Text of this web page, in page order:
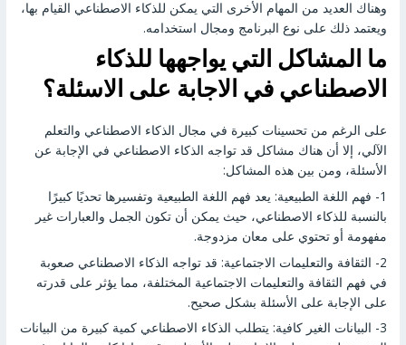
وهناك العديد من المهام الأخرى التي يمكن للذكاء الاصطناعي القيام بها،
ويعتمد ذلك على نوع البرنامج ومجال استخدامه.
ما المشاكل التي يواجهها للذكاء
الاصطناعي في الاجابة على الاسئلة؟
على الرغم من تحسينات كبيرة في مجال الذكاء الاصطناعي والتعلم
الآلي، إلا أن هناك مشاكل قد تواجه الذكاء الاصطناعي في الإجابة عن
الأسئلة، ومن بين هذه المشاكل:
1- فهم اللغة الطبيعية: يعد فهم اللغة الطبيعية وتفسيرها تحديًا كبيرًا
بالنسبة للذكاء الاصطناعي، حيث يمكن أن تكون الجمل والعبارات غير
مفهومة أو تحتوي على معان مزدوجة.
2- الثقافة والتعليمات الاجتماعية: قد تواجه الذكاء الاصطناعي صعوبة
في فهم الثقافة والتعليمات الاجتماعية المختلفة، مما يؤثر على قدرته
على الإجابة على الأسئلة بشكل صحيح.
3- البيانات الغير كافية: يتطلب الذكاء الاصطناعي كمية كبيرة من البيانات